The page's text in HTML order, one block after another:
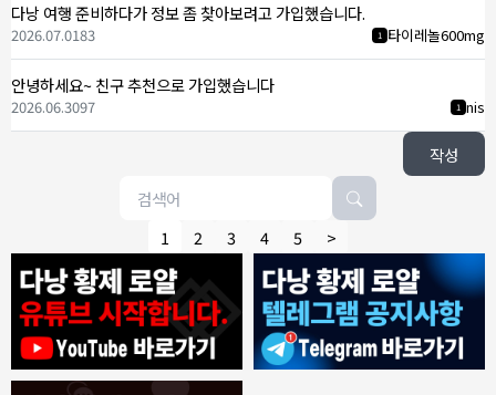
다낭 여행 준비하다가 정보 좀 찾아보려고 가입했습니다.
1 타이레놀600mg
2026.07.0183
안녕하세요~ 친구 추천으로 가입했습니다
1 nis
2026.06.3097
작성
1 2 3 4 5 >